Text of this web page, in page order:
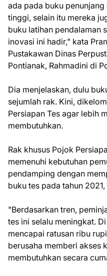
ada pada buku
tinggi, selain itu mereka
buku latihan pendalaman
inovasi ini hadir," kata
Pustakawan Dinas
Pontianak, Rahmadini di
Dia menjelaskan, dulu
sejumlah rak. Kini,
Persiapan Tes agar lebih
membutuhkan.
Rak khusus Pojok
memenuhi kebutuhan
pendamping dengan
buku tes pada tahun
"Berdasarkan tren,
tes ini selalu meningkat.
mencapai ratusan ribu
berusaha memberi akses
membutuhkan secara